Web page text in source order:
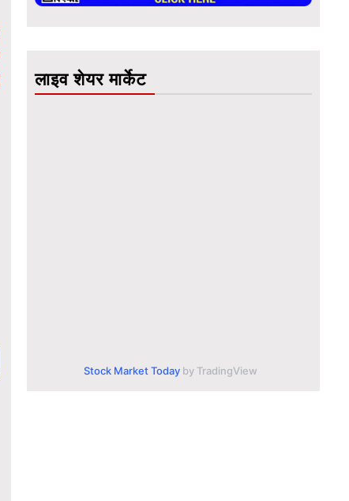
लाइव शेयर मार्केट
Stock Market Today by TradingView